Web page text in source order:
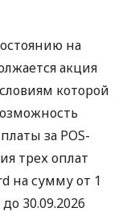
на
акция
которой
за POS-
трех оплат
на сумму от 1
30.09.2026